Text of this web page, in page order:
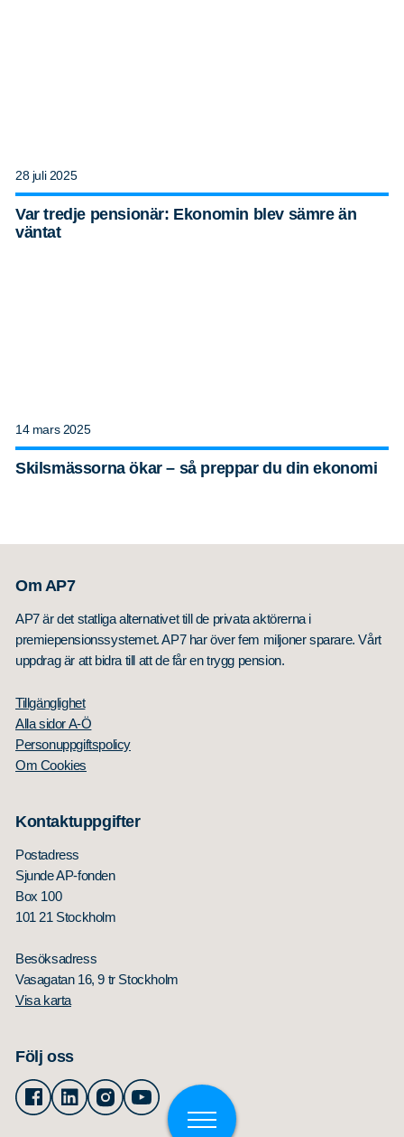
28 juli 2025
Var tredje pensionär: Ekonomin blev sämre än
väntat
14 mars 2025
Skilsmässorna ökar – så preppar du din ekonomi
Om AP7
AP7 är det statliga alternativet till de privata aktörerna i
premiepensionssystemet. AP7 har över fem miljoner sparare. Vårt
uppdrag är att bidra till att de får en trygg pension.
Tillgänglighet
Alla sidor A-Ö
Personuppgiftspolicy
Om Cookies
Kontaktuppgifter
Postadress
Sjunde AP-fonden
Box 100
101 21 Stockholm
Besöksadress
Vasagatan 16, 9 tr Stockholm
Visa karta
Följ oss
FacebookLinkedinInstagramYoutube